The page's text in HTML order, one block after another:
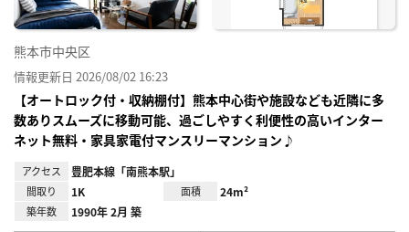
熊本市中央区
情報更新日 2026/08/02 16:23
【オートロック付・収納棚付】熊本中心街や施設なども近隣に多
数ありスムーズに移動可能、過ごしやすく利便性の高いインター
ネット無料・家具家電付マンスリーマンション♪
アクセス 豊肥本線「南熊本駅」
間取り 1K 面積 24m²
築年数 1990年 2月 築